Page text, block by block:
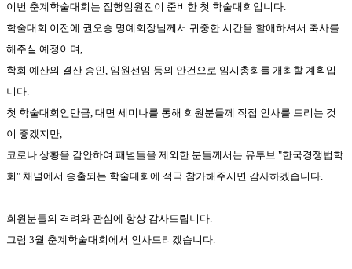
이번 춘계학술대회는 집행임원진이 준비한 첫 학술대회입니다.
학술대회 이전에 권오승 명예회장님께서 귀중한 시간을 할애하셔서 축사를
해주실 예정이며,
학회 예산의 결산 승인, 임원선임 등의 안건으로 임시총회를 개최할 계획입
니다.
첫 학술대회인만큼, 대면 세미나를 통해 회원분들께 직접 인사를 드리는 것
이 좋겠지만,
코로나 상황을 감안하여 패널들을 제외한 분들께서는 유투브 "한국경쟁법학
회" 채널에서 송출되는 학술대회에 적극 참가해주시면 감사하겠습니다.
회원분들의 격려와 관심에 항상 감사드립니다.
그럼 3월 춘계학술대회에서 인사드리겠습니다.